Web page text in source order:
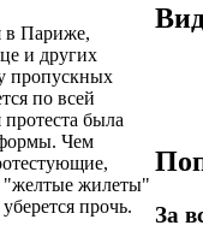
в Париже,
и других
пропускных
по всей
была
Чем
"желтые жилеты"
прочь.
За